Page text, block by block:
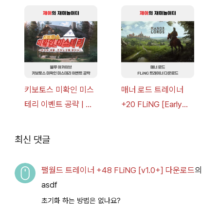
v1.0+] 다운로드
드
키보토스 미확인 미스
테리 이벤트 공략 | 블
매너 로드 트레이너
+20 FLiNG [Early
최신 댓글
팰월드 트레이너 +48 FLiNG [v1.0+] 다운로드의
asdf
초기화 하는 방법은 없나요?